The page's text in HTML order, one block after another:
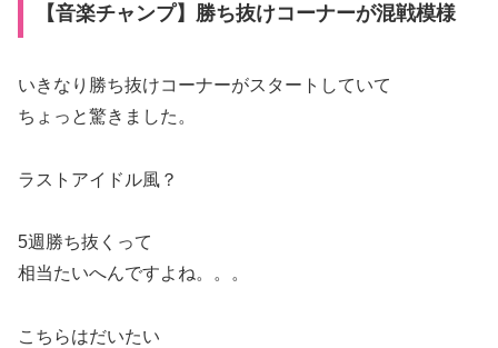
【音楽チャンプ】勝ち抜けコーナーが混戦模様
いきなり勝ち抜けコーナーがスタートしていて
ちょっと驚きました。
ラストアイドル風？
5週勝ち抜くって
相当たいへんですよね。。。
こちらはだいたい